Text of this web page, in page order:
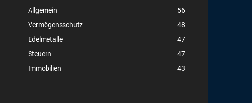
Allgemein
56
Vermögensschutz
48
Edelmetalle
47
Steuern
47
Immobilien
43